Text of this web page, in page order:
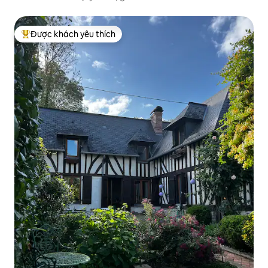
Được khách yêu thích nhất
Được khách yêu thích